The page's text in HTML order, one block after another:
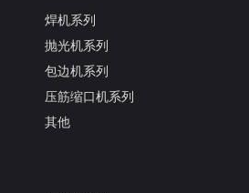
焊机系列
抛光机系列
包边机系列
压筋缩口机系列
其他